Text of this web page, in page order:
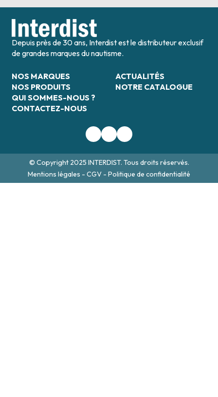
Depuis près de 30 ans, Interdist est le distributeur exclusif
de grandes marques du nautisme.
NOS MARQUES
NOS PRODUITS
QUI SOMMES-NOUS ?
CONTACTEZ-NOUS
ACTUALITÉS
NOTRE CATALOGUE
© Copyright 2025 INTERDIST. Tous droits réservés.
Mentions légales - CGV - Politique de confidentialité